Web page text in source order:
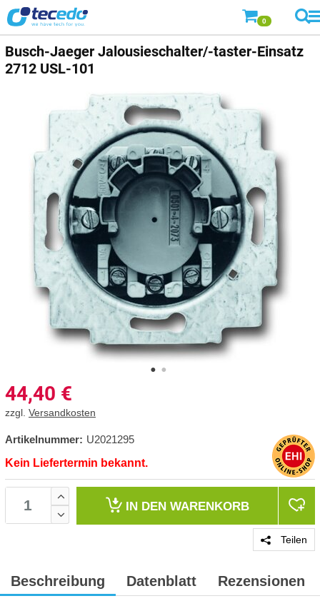
0
Busch-Jaeger Jalousieschalter/-taster-Einsatz
2712 USL-101
44,40 €
zzgl. Versandkosten
Artikelnummer: U2021295
Kein Liefertermin bekannt.
IN DEN WARENKORB
Teilen
Beschreibung Datenblatt Rezensionen